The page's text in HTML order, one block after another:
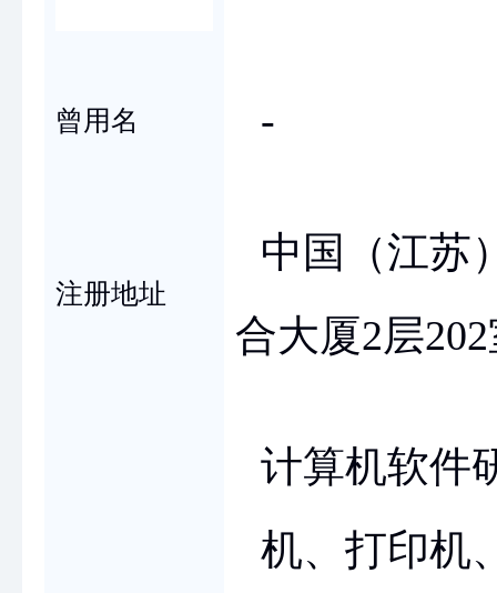
曾用名 -
注册地址
中国（江苏
合大厦2层
计算机软件
机、打印机